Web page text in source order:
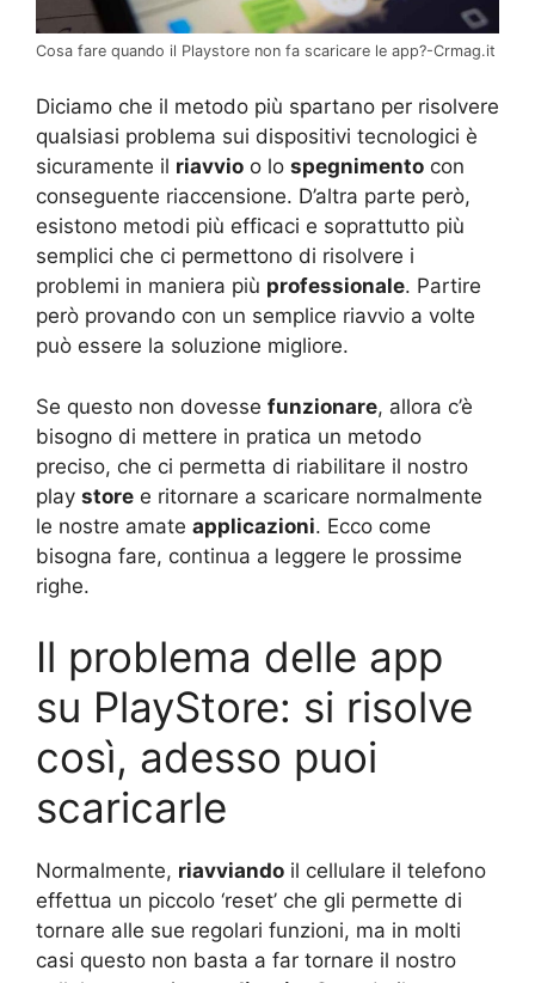
Cosa fare quando il Playstore non fa scaricare le app?-Crmag.it
Diciamo che il metodo più spartano per risolvere
qualsiasi problema sui dispositivi tecnologici è
sicuramente il riavvio o lo spegnimento con
conseguente riaccensione. D’altra parte però,
esistono metodi più efficaci e soprattutto più
semplici che ci permettono di risolvere i
problemi in maniera più professionale. Partire
però provando con un semplice riavvio a volte
può essere la soluzione migliore.
Se questo non dovesse funzionare, allora c’è
bisogno di mettere in pratica un metodo
preciso, che ci permetta di riabilitare il nostro
play store e ritornare a scaricare normalmente
le nostre amate applicazioni. Ecco come
bisogna fare, continua a leggere le prossime
righe.
Il problema delle app
su PlayStore: si risolve
così, adesso puoi
scaricarle
Normalmente, riavviando il cellulare il telefono
effettua un piccolo ‘reset’ che gli permette di
tornare alle sue regolari funzioni, ma in molti
casi questo non basta a far tornare il nostro